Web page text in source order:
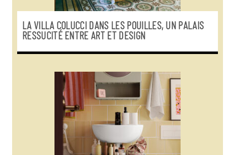
LA VILLA COLUCCI DANS LES POUILLES, UN PALAIS
RESSUCITÉ ENTRE ART ET DESIGN